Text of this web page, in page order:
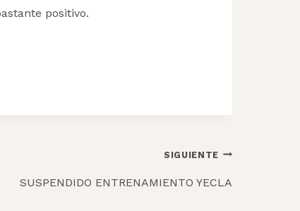
positivo.
SIGUIENTE
SUSPENDIDO ENTRENAMIENTO YECLA